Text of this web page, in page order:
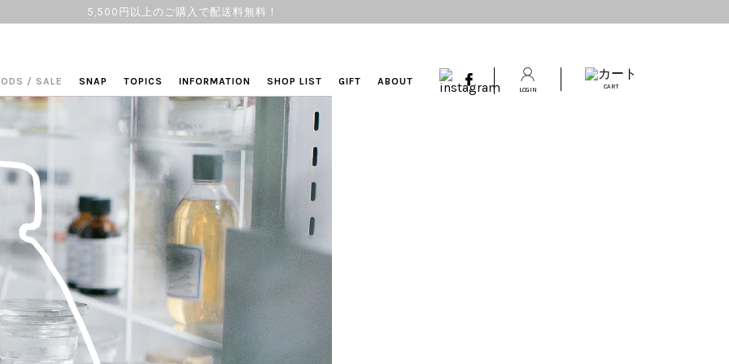
5,500円以上のご購入で配送料無料！
/ SALE SNAP TOPICS INFORMATION SHOP LIST GIFT ABOUT
LOGIN CART